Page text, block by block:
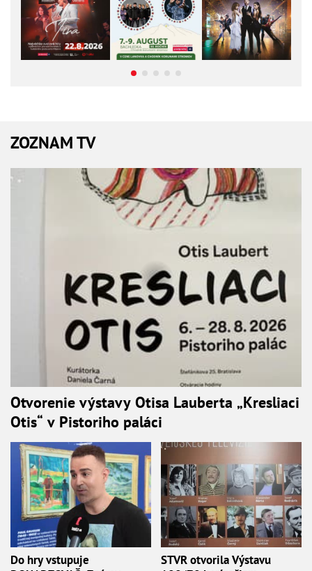
ZOZNAM TV
Otvorenie výstavy Otisa Lauberta „Kresliaci
Otis“ v Pistoriho paláci
Do hry vstupuje
STVR otvorila Výstavu